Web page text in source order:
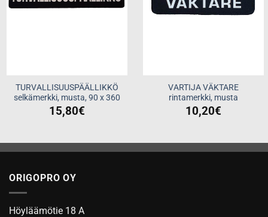
TURVALLISUUSPÄÄLLIKKÖ
selkämerkki, musta, 90 x 360
15,80€
VARTIJA VÄKTARE
rintamerkki, musta
10,20€
ORIGOPRO OY
Höyläämötie 18 A